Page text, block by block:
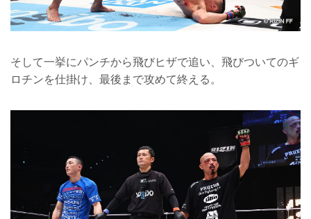
そして一挙にパンチから飛びヒザで追い、飛びついてのギ
ロチンを仕掛け、最後まで攻めて終える。